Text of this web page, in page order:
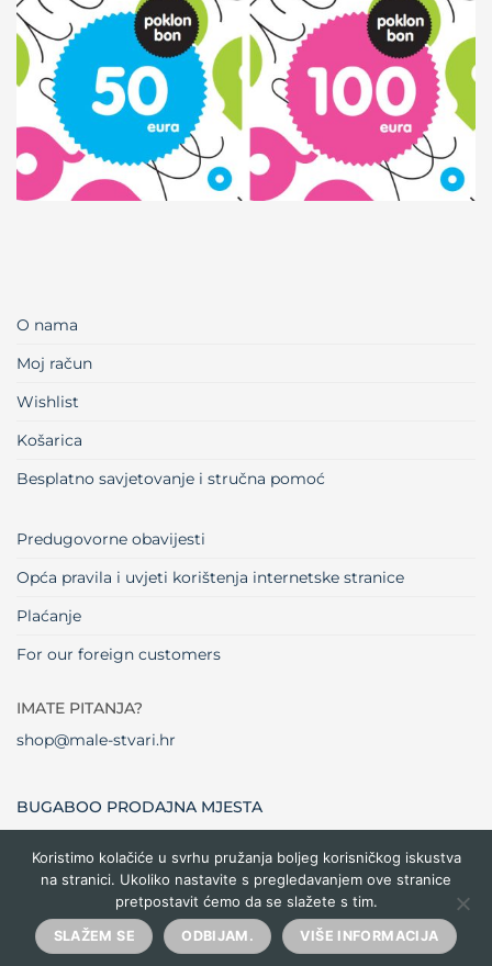
O nama
Moj račun
Wishlist
Košarica
Besplatno savjetovanje i stručna pomoć
Predugovorne obavijesti
Opća pravila i uvjeti korištenja internetske stranice
Plaćanje
For our foreign customers
IMATE PITANJA?
shop@male-stvari.hr
BUGABOO PRODAJNA MJESTA
Visa MasterCardMaestro Dinners
Club
Credit
Card
Cash
Delivery
Copyright 2026 ©Male stvari
Koristimo kolačiće u svrhu pružanja boljeg korisničkog iskustva
na stranici. Ukoliko nastavite s pregledavanjem ove stranice
pretpostavit ćemo da se slažete s tim.
SLAŽEM SE ODBIJAM. VIŠE INFORMACIJA